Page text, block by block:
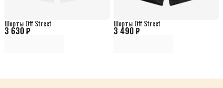
3 630 ₽
Шорты Off Street
3 490 ₽
Шорты Off Street